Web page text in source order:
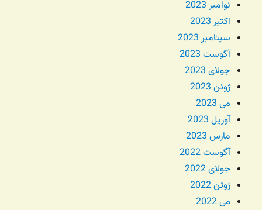
نوامبر 2023
اکتبر 2023
سپتامبر 2023
آگوست 2023
جولای 2023
ژوئن 2023
می 2023
آوریل 2023
مارس 2023
آگوست 2022
جولای 2022
ژوئن 2022
می 2022